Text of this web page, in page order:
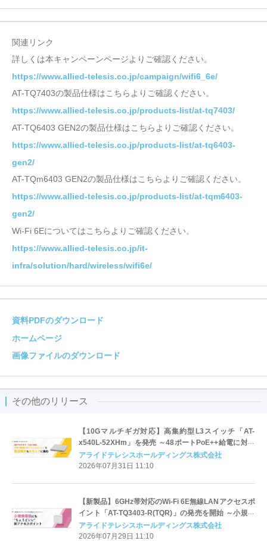
関連リンク
詳しくは本キャンペーンページよりご確認ください。
https://www.allied-telesis.co.jp/campaign/wifi6_6e/
AT-TQ7403の製品仕様はこちらよりご確認ください。
https://www.allied-telesis.co.jp/products-list/at-tq7403/
AT-TQ6403 GEN2の製品仕様はこちらよりご確認ください。
https://www.allied-telesis.co.jp/products-list/at-tq6403-
gen2/
AT-TQm6403 GEN2の製品仕様はこちらよりご確認ください。
https://www.allied-telesis.co.jp/products-list/at-tqm6403-
gen2/
Wi-Fi 6Eについてはこちらよりご確認ください。
https://www.allied-telesis.co.jp/it-
infra/solution/hard/wireless/wifi6e/
資料PDFのダウンロード
ホームページ
画像ファイルのダウンロード
その他のリリース
【10Gマルチギガ対応】高集約型L3スイッチ「AT-
x540L-52XHm」を発売 ～48ポートPoE++給電に対応
し、多様なデバイスを柔軟に収容～
アライドテレシスホールディングス株式会社
2026年07月31日 11:10
【新製品】6GHz帯対応のWi-Fi 6E無線LANアクセスポ
イント「AT-TQ3403-R(TQR)」の発売を開始 ～小規模
環境の導入・運用を効率化するルーター機能を搭載～
アライドテレシスホールディングス株式会社
2026年07月29日 11:10